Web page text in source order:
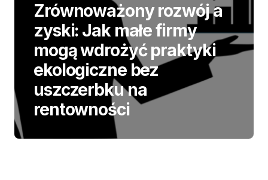
Zrównoważony rozwój a
zyski: Jak małe firmy
mogą wdrożyć praktyki
ekologiczne bez
uszczerbku na
rentowności